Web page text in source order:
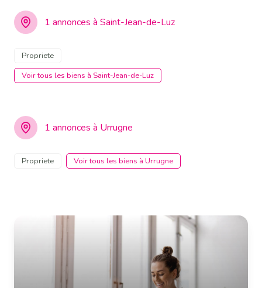
1 annonces à Saint-Jean-de-Luz
Propriete
Voir tous les biens à Saint-Jean-de-Luz
1 annonces à Urrugne
Propriete Voir tous les biens à Urrugne